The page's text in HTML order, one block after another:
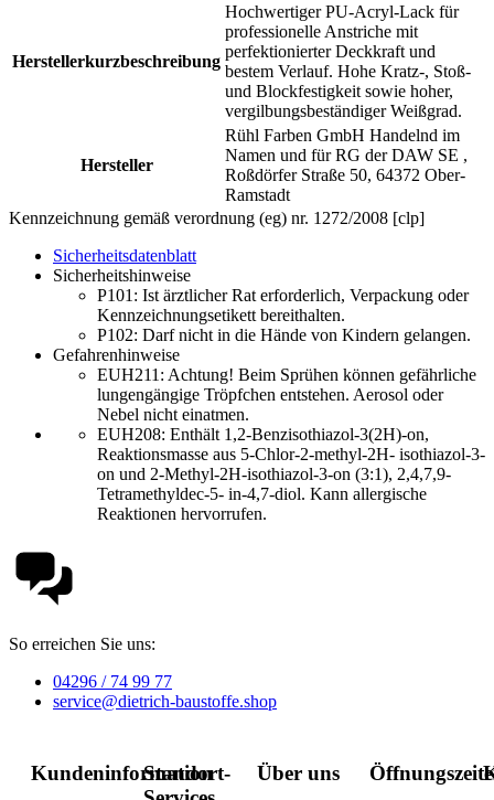
Herstellerkurzbeschreibung
Hochwertiger PU-Acryl-Lack für
professionelle Anstriche mit
perfektionierter Deckkraft und
bestem Verlauf. Hohe Kratz-, Stoß-
und Blockfestigkeit sowie hoher,
vergilbungsbeständiger Weißgrad.
Hersteller
Rühl Farben GmbH Handelnd im
Namen und für RG der DAW SE ,
Roßdörfer Straße 50, 64372 Ober-
Ramstadt
Kennzeichnung gemäß verordnung (eg) nr. 1272/2008 [clp]
Sicherheitsdatenblatt
Sicherheitshinweise
P101: Ist ärztlicher Rat erforderlich, Verpackung oder
Kennzeichnungsetikett bereithalten.
P102: Darf nicht in die Hände von Kindern gelangen.
Gefahrenhinweise
EUH211: Achtung! Beim Sprühen können gefährliche
lungengängige Tröpfchen entstehen. Aerosol oder
Nebel nicht einatmen.
EUH208: Enthält 1,2-Benzisothiazol-3(2H)-on,
Reaktionsmasse aus 5-Chlor-2-methyl-2H- isothiazol-3-
on und 2-Methyl-2H-isothiazol-3-on (3:1), 2,4,7,9-
Tetramethyldec-5- in-4,7-diol. Kann allergische
Reaktionen hervorrufen.
So erreichen Sie uns:
04296 / 74 99 77
service@dietrich-baustoffe.shop
Kundeninformation
Standort-
Über uns